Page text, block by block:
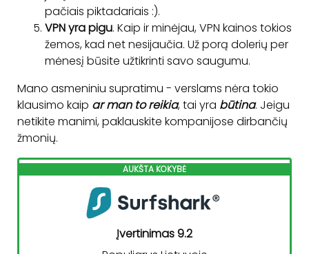
pačiais piktadariais :).
VPN yra pigu. Kaip ir minėjau, VPN kainos tokios
žemos, kad net nesijaučia. Už porą dolerių per
mėnesį būsite užtikrinti savo saugumu.
Mano asmeniniu supratimu - verslams nėra tokio
klausimo kaip ar man to reikia, tai yra būtina. Jeigu
netikite manimi, paklauskite kompanijose dirbančių
žmonių.
AUKŠTA KOKYBĖ
Įvertinimas 9.2